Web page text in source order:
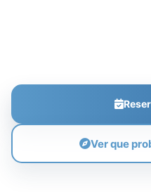
Ver que